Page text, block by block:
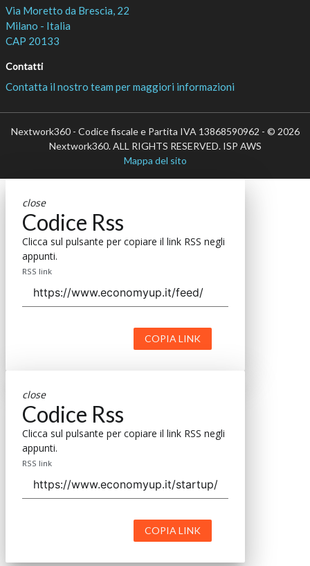
Via Moretto da Brescia, 22
Milano - Italia
CAP 20133
Contatti
Contatta il nostro team per maggiori informazioni
Nextwork360 - Codice fiscale e Partita IVA 13868590962 - © 2026
Nextwork360. ALL RIGHTS RESERVED. ISP AWS
Mappa del sito
close
Codice Rss
Clicca sul pulsante per copiare il link RSS negli
appunti.
RSS link
COPIA LINK
close
Codice Rss
Clicca sul pulsante per copiare il link RSS negli
appunti.
RSS link
COPIA LINK